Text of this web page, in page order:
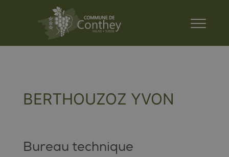
BERTHOUZOZ YVON
Bureau technique